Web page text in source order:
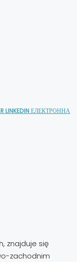
LINKEDIN ЕЛЕКТРОННА
znajduje się
zachodnim